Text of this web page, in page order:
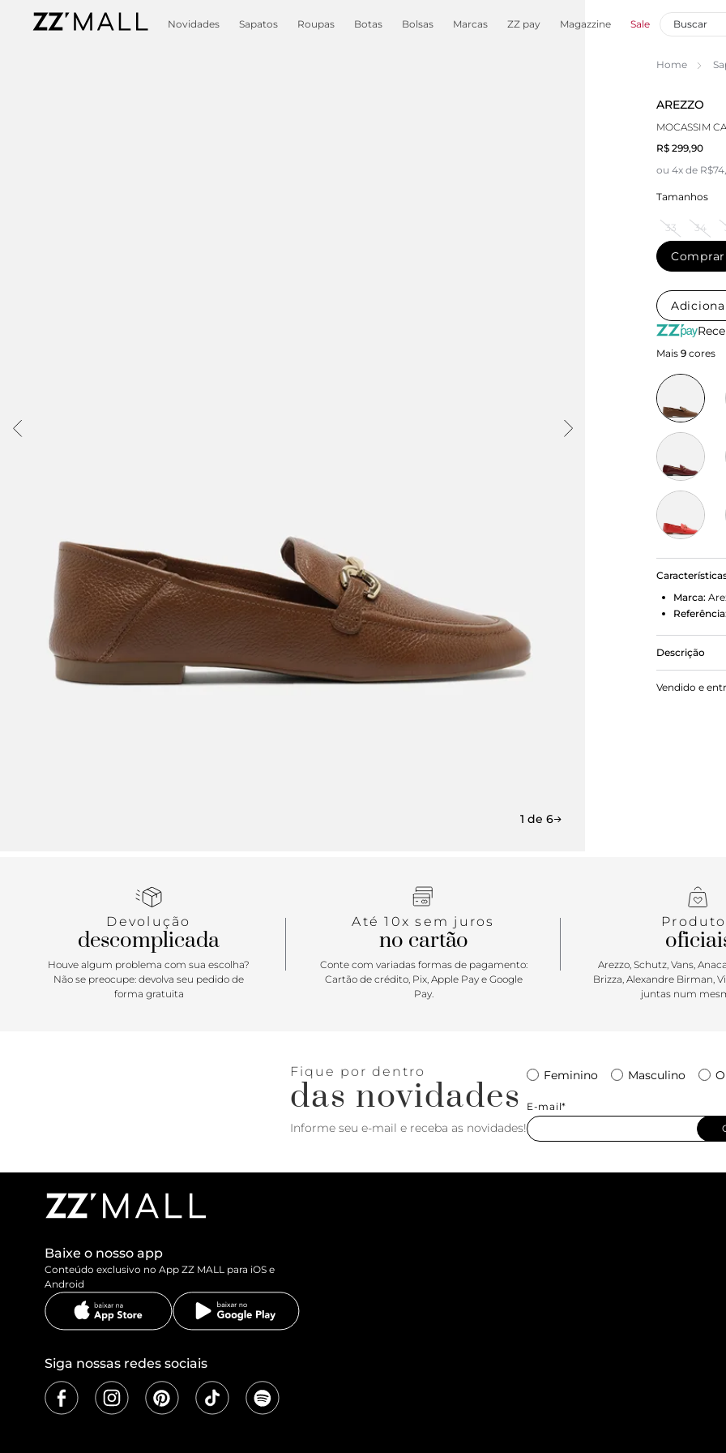
Novidades Sapatos Roupas Botas Bolsas Marcas ZZ pay Magazzine Sale
1 de 6
Home
AREZZO
MOCASSIM
R$ 299,90
ou 4x de
Tamanhos
33 34
Comprar
Mais 9 cores
Marca:
Referência:
Descrição
Mocassim
rasteiro e
Vendido e
Devolução
descomplicada
Houve algum problema com sua escolha?
Não se preocupe: devolva seu pedido de
forma gratuita
Até 10x sem juros
no cartão
Conte com variadas formas de pagamento:
Cartão de crédito, Pix, Apple Pay e Google
Pay.
Arezzo, Schutz, Vans,
Brizza, Alexandre Birman,
juntas num
Fique por dentro
das novidades
Informe seu e-mail e receba as novidades!
Feminino Masculino
E-mail*
Baixe o nosso app
Conteúdo exclusivo no App ZZ MALL para iOS e
Android
Siga nossas redes sociais